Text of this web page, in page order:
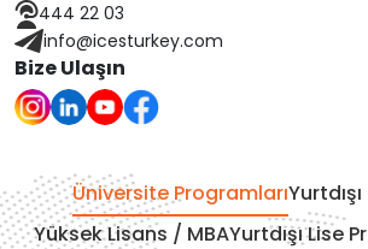
444 22 03
info@icesturkey.com
Bize Ulaşın
Üniversite Programları
Yüksek Lisans / MBAYurtdışı Lise